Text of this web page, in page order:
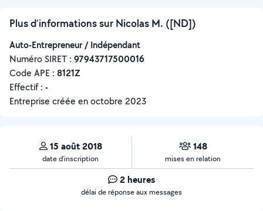
Plus d’informations sur Nicolas M. ([ND])
Auto-Entrepreneur / Indépendant
Numéro SIRET : ‍97943717500016
Code APE : 8121Z
Effectif : -
Entreprise créée enoctobre 2023
15 août 2018
date d’inscription
148
mises en relation
2 heures
délai de réponse aux messages